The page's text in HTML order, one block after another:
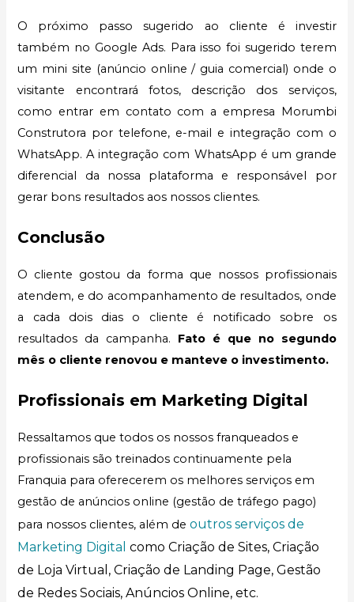
O próximo passo sugerido ao cliente é investir
também no Google Ads. Para isso foi sugerido terem
um mini site (anúncio online / guia comercial) onde o
visitante encontrará fotos, descrição dos serviços,
como entrar em contato com a empresa Morumbi
Construtora por telefone, e-mail e integração com o
WhatsApp. A integração com WhatsApp é um grande
diferencial da nossa plataforma e responsável por
gerar bons resultados aos nossos clientes.
Conclusão
O cliente gostou da forma que nossos profissionais
atendem, e do acompanhamento de resultados, onde
a cada dois dias o cliente é notificado sobre os
resultados da campanha. Fato é que no segundo
mês o cliente renovou e manteve o investimento.
Profissionais em Marketing Digital
Ressaltamos que todos os nossos franqueados e
profissionais são treinados continuamente pela
Franquia para oferecerem os melhores serviços em
gestão de anúncios online (gestão de tráfego pago)
para nossos clientes, além deoutros serviços de
Marketing Digital como Criação de Sites, Criação
de Loja Virtual, Criação de Landing Page, Gestão
de Redes Sociais, Anúncios Online, etc.